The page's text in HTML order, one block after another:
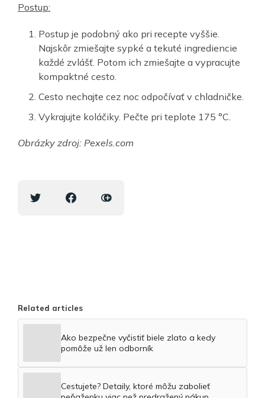
Postup:
Postup je podobný ako pri recepte vyššie.
Najskôr zmiešajte sypké a tekuté ingrediencie
každé zvlášť. Potom ich zmiešajte a vypracujte
kompaktné cesto.
Cesto nechajte cez noc odpočívať v chladničke.
Vykrajujte koláčiky. Pečte pri teplote 175 °C.
Obrázky zdroj: Pexels.com
Related articles
Ako bezpečne vyčistiť biele zlato a kedy
pomôže už len odborník
Cestujete? Detaily, ktoré môžu zabolieť